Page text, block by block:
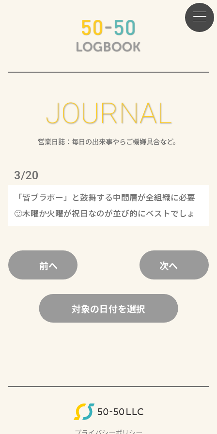
JOURNAL
営業日誌：毎日の出来事やらご機嫌具合など。
3/20
「皆ブラボー」と鼓舞する中間層が全組織に必要
🙂木曜か火曜が祝日なのが並び的にベストでしょ
前へ 次へ
対象の日付を選択